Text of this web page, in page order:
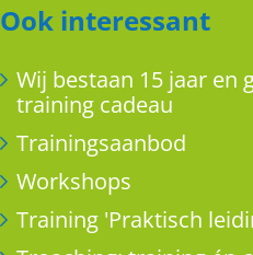
Ook interessant
Wij bestaan 15 jaar en
training cadeau
Trainingsaanbod
Workshops
Training 'Praktisch